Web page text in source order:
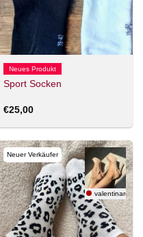
Neues Produkt
Sport Socken
€25,00
Neuer Verkäufer
valentinarose